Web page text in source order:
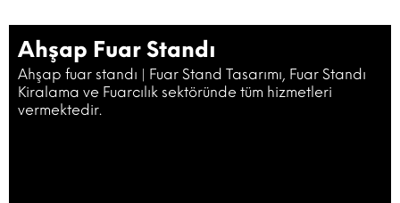
Ahşap Fuar Standı
Ahşap fuar standı | Fuar Stand Tasarımı, Fuar Standı
Kiralama ve Fuarcılık sektöründe tüm hizmetleri
vermektedir.